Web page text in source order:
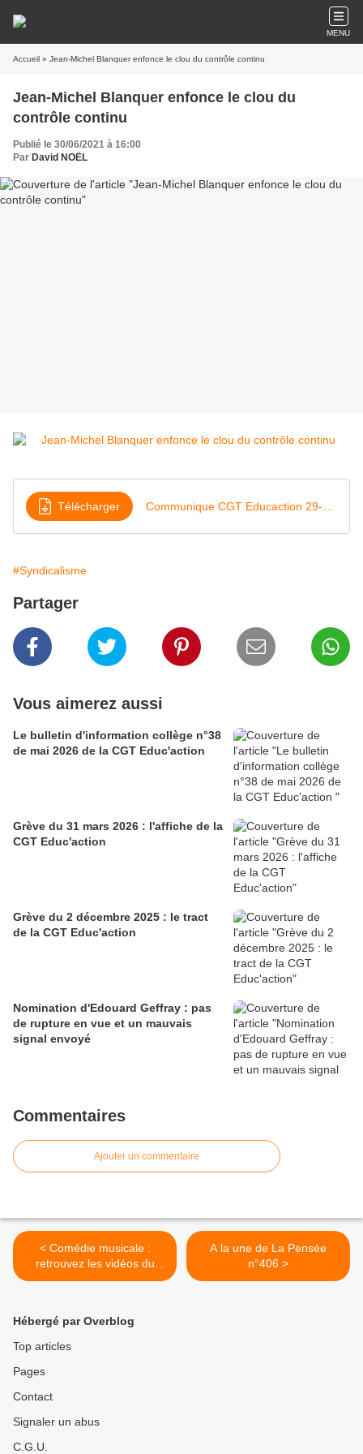
MENU
Accueil » Jean-Michel Blanquer enfonce le clou du contrôle continu
Jean-Michel Blanquer enfonce le clou du
contrôle continu
Publié le 30/06/2021 à 16:00
Par David NOËL
Télécharger
#Syndicalisme
Partager
Vous aimerez aussi
Le bulletin d'information collège n°38
de mai 2026 de la CGT Educ'action
Grève du 31 mars 2026 : l'affiche de la
CGT Educ'action
Grève du 2 décembre 2025 : le tract
de la CGT Educ'action
Nomination d'Edouard Geffray : pas
de rupture en vue et un mauvais
signal envoyé
Commentaires
Ajouter un commentaire
< Comédie musicale :
retrouvez les vidéos du
spectacle Just Dance sur
A la une de La Pensée
n°406 >
Hébergé par Overblog
Top articles
Pages
Contact
Signaler un abus
C.G.U.